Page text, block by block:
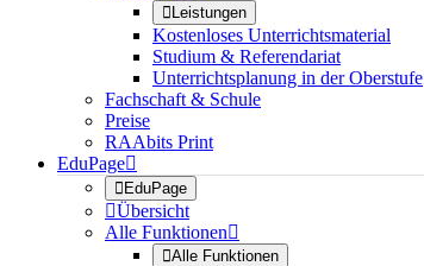
Leistungen
Kostenloses Unterrichtsmaterial
Studium & Referendariat
Unterrichtsplanung in der Oberstufe
Fachschaft & Schule
Preise
RAAbits Print
EduPage
EduPage
Übersicht
Alle Funktionen
Alle Funktionen